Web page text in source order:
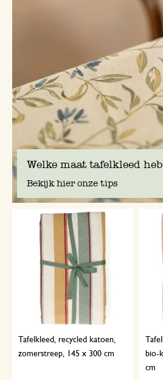
Tafelkleed, recycled katoen,
zomerstreep, 145 x 300 cm
bio-
cm
Welke maat tafelkleed
Bekijk hier onze tips